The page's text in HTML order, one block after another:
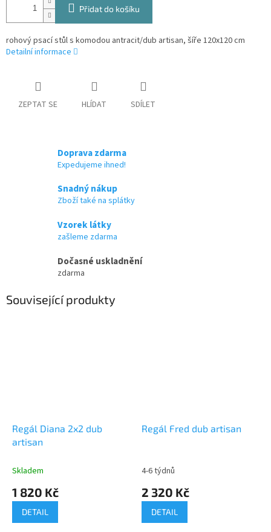
Přidat do košíku
rohový psací stůl s komodou antracit/dub artisan, šíře 120x120 cm
Detailní informace
ZEPTAT SE HLÍDAT SDÍLET
Doprava zdarma
Expedujeme ihned!
Snadný nákup
Zboží také na splátky
Vzorek látky
zašleme zdarma
Dočasné uskladnění
zdarma
Související produkty
Regál Diana 2x2 dub
artisan
Skladem
1 820 Kč
DETAIL
Regál Fred dub artisan
4-6 týdnů
2 320 Kč
DETAIL